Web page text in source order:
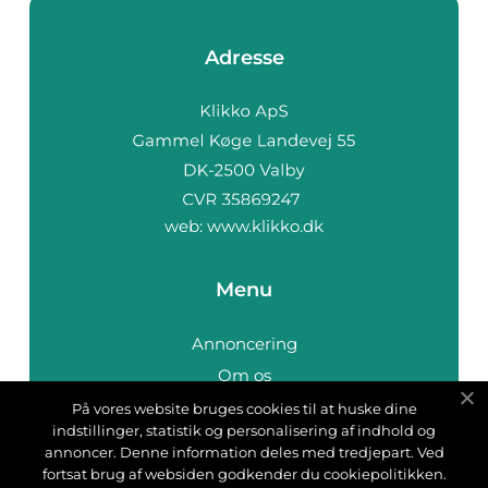
Adresse
web: www.klikko.dk
Menu
Annoncering
Om os
Cookies
Kontakt os
Sitemap
På vores website bruges cookies til at huske dine
indstillinger, statistik og personalisering af indhold og
annoncer. Denne information deles med tredjepart. Ved
fortsat brug af websiden godkender du cookiepolitikken.